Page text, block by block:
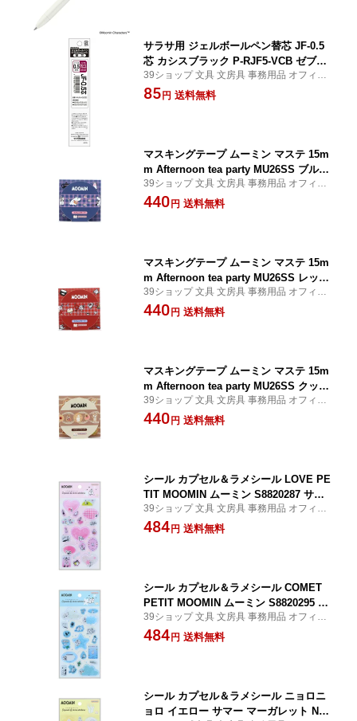
サラサ用 ジェルボールペン替芯 JF-0.5
芯 カシスブラック P-RJF5-VCB ゼブラ
ZEBRA
39ショップ 文具 文房具 事務用品 オフィス
ステーショナリー 日用品 日用雑貨 ファン
シー 女の子 男の子 景品 イベント
85円 送料無料
マスキングテープ ムーミン マステ 15m
m Afternoon tea party MU26SS ブルー
S8818606 サンスター文具 sunstar
39ショップ 文具 文房具 事務用品 オフィス
ステーショナリー 日用品 日用雑貨 ファン
シー 女の子 男の子 景品 イベント
440円 送料無料
マスキングテープ ムーミン マステ 15m
m Afternoon tea party MU26SS レッド
S8818614 サンスター文具 sunstar
39ショップ 文具 文房具 事務用品 オフィス
ステーショナリー 日用品 日用雑貨 ファン
シー 女の子 男の子 景品 イベント
440円 送料無料
マスキングテープ ムーミン マステ 15m
m Afternoon tea party MU26SS クッキ
ー S8818622 サンスター文具 sunstar
39ショップ 文具 文房具 事務用品 オフィス
ステーショナリー 日用品 日用雑貨 ファン
シー 女の子 男の子 景品 イベント
440円 送料無料
シール カプセル＆ラメシール LOVE PE
TIT MOOMIN ムーミン S8820287 サン
スター文具 sunstar
39ショップ 文具 文房具 事務用品 オフィス
ステーショナリー 日用品 日用雑貨 ファン
シー 女の子 男の子 景品 イベント
484円 送料無料
シール カプセル＆ラメシール COMET
PETIT MOOMIN ムーミン S8820295 サ
ンスター文具 sunstar
39ショップ 文具 文房具 事務用品 オフィス
ステーショナリー 日用品 日用雑貨 ファン
シー 女の子 男の子 景品 イベント
484円 送料無料
シール カプセル＆ラメシール ニョロニ
ョロ イエロー サマー マーガレット NY